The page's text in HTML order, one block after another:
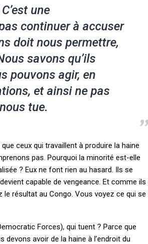
une
continuer à accuser
doit nous permettre,
savons qu’ils
pouvons agir, en
et ainsi ne pas
tue.
ceux qui travaillent à produire la haine
pas. Pourquoi la minorité est-elle
? Eux ne font rien au hasard. Ils se
capable de vengeance. Et comme ils
le résultat au Congo. Vous voyez ce qui se
Forces), qui tuent ? Parce que
devons avoir de la haine à l’endroit du